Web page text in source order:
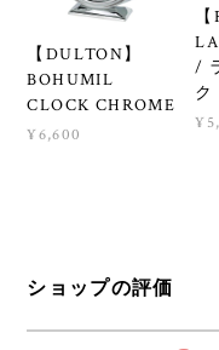
【DULTON】
BOHUMIL
CLOCK CHROME
¥6,600
/
ク
ショップの評価